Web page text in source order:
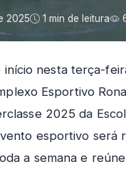
2025 1 min de leitura
início nesta terça-
Esportivo
2025 da
esportivo será
a semana e